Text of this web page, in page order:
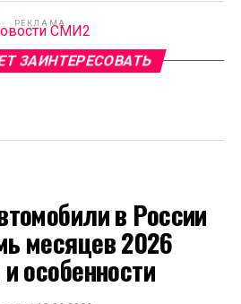
РЕКЛАМАСМИ2
ЗАИНТЕРЕСОВАТЬ
в России
месяцев 2026
особенности